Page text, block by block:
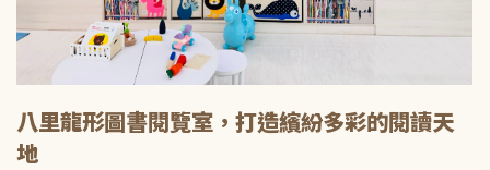
八里龍形圖書閱覽室，打造繽紛多彩的閱讀天
地